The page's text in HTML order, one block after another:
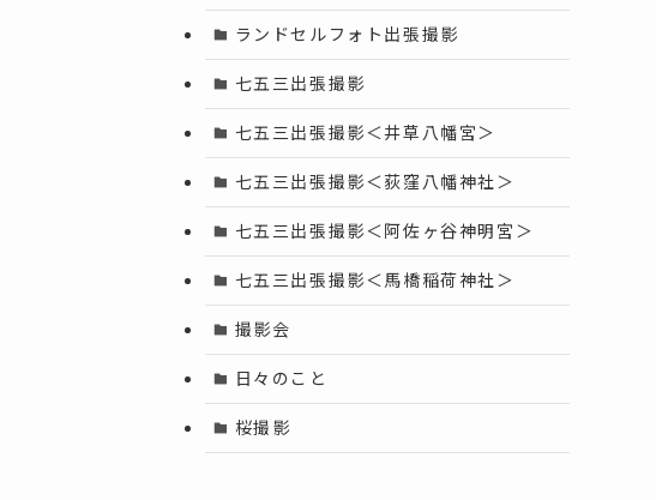
ランドセルフォト出張撮影
七五三出張撮影
七五三出張撮影＜井草八幡宮＞
七五三出張撮影＜荻窪八幡神社＞
七五三出張撮影＜阿佐ヶ谷神明宮＞
七五三出張撮影＜馬橋稲荷神社＞
撮影会
日々のこと
桜撮影